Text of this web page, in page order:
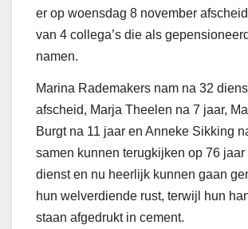
er op woensdag 8 november
van 4 collega’s die als
namen.
Marina Rademakers nam na 32
afscheid, Marja Theelen na 7 jaar,
Burgt na 11 jaar en Anneke Sikking
samen kunnen terugkijken op 76 jaar
dienst en nu heerlijk kunnen gaan
hun welverdiende rust, terwijl hun
staan afgedrukt in cement.